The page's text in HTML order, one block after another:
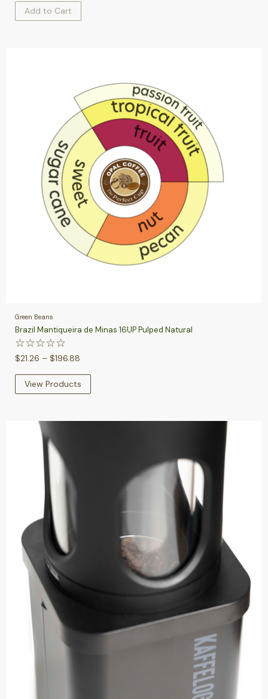
Add to Cart
Green Beans
Brazil Mantiqueira de Minas 16UP Pulped Natural
☆☆☆☆☆
$21.26 – $196.88
View Products